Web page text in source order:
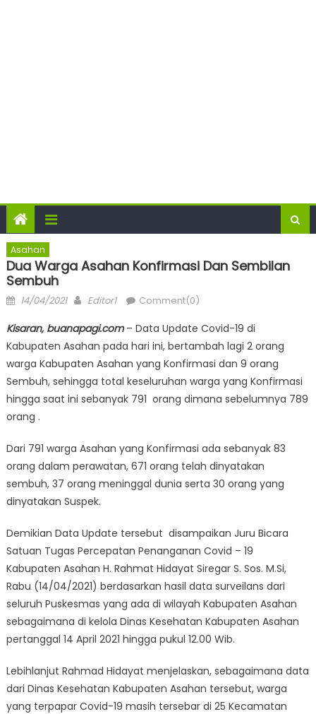
Asahan
Dua Warga Asahan Konfirmasi Dan Sembilan
Sembuh
Posted
14/04/2021 Author
Editor1 Comment(0)
Kisaran, buanapagi.com– Data Update Covid-19 di
Kabupaten Asahan pada hari ini, bertambah lagi 2 orang
warga Kabupaten Asahan yang Konfirmasi dan 9 orang
Sembuh, sehingga total keseluruhan warga yang Konfirmasi
hingga saat ini sebanyak 791 orang dimana sebelumnya 789
orang .
Dari 791 warga Asahan yang Konfirmasi ada sebanyak 83
orang dalam perawatan, 671 orang telah dinyatakan
sembuh, 37 orang meninggal dunia serta 30 orang yang
dinyatakan Suspek.
Demikian Data Update tersebut disampaikan Juru Bicara
Satuan Tugas Percepatan Penanganan Covid – 19
Kabupaten Asahan H. Rahmat Hidayat Siregar S. Sos. M.Si,
Rabu (14/04/2021) berdasarkan hasil data surveilans dari
seluruh Puskesmas yang ada di wilayah Kabupaten Asahan
sebagaimana di kelola Dinas Kesehatan Kabupaten Asahan
pertanggal 14 April 2021 hingga pukul 12.00 Wib.
Lebihlanjut Rahmad Hidayat menjelaskan, sebagaimana data
dari Dinas Kesehatan Kabupaten Asahan tersebut, warga
yang terpapar Covid-19 masih tersebar di 25 Kecamatan